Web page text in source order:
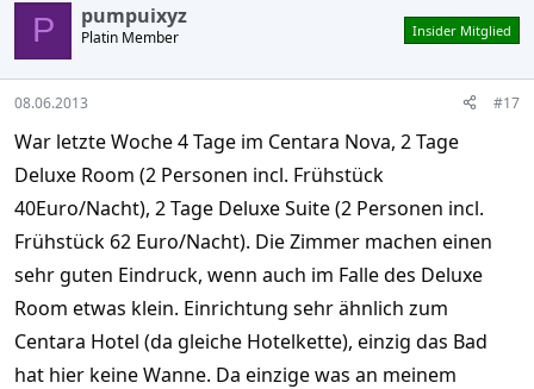
P pumpuixyz
Platin Member Insider Mitglied
08.06.2013 #17
War letzte Woche 4 Tage im Centara Nova, 2 Tage
Deluxe Room (2 Personen incl. Frühstück
40Euro/Nacht), 2 Tage Deluxe Suite (2 Personen incl.
Frühstück 62 Euro/Nacht). Die Zimmer machen einen
sehr guten Eindruck, wenn auch im Falle des Deluxe
Room etwas klein. Einrichtung sehr ähnlich zum
Centara Hotel (da gleiche Hotelkette), einzig das Bad
hat hier keine Wanne. Da einzige was an meinem